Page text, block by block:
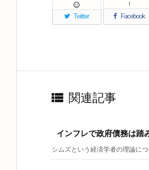
Twitter

Facebook
!
 関連記事
インフレで政府債務は踏
シムズという経済学者の理論に